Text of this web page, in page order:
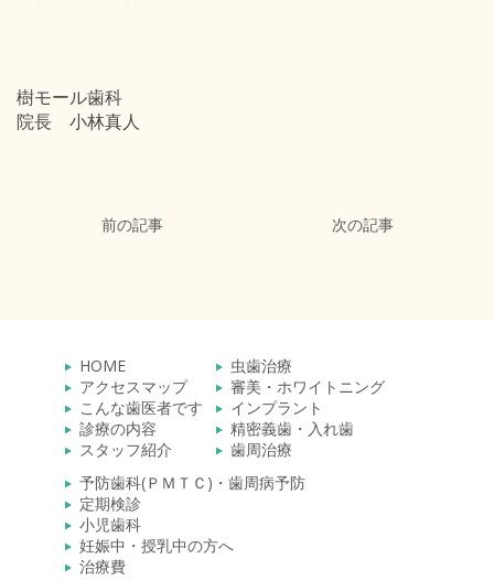
樹モール歯科
院長 小林真人
前の記事 次の記事
HOME
アクセスマップ
こんな歯医者です
診療の内容
スタッフ紹介
虫歯治療
審美・ホワイトニング
インプラント
精密義歯・入れ歯
歯周治療
予防歯科(ＰＭＴＣ)・歯周病予防
定期検診
小児歯科
妊娠中・授乳中の方へ
治療費